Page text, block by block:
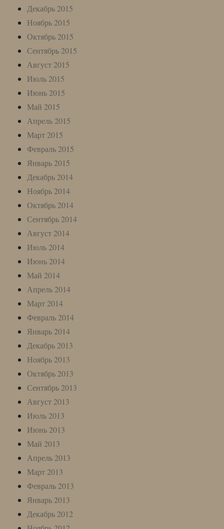
Декабрь 2015
Ноябрь 2015
Октябрь 2015
Сентябрь 2015
Август 2015
Июль 2015
Июнь 2015
Май 2015
Апрель 2015
Март 2015
Февраль 2015
Январь 2015
Декабрь 2014
Ноябрь 2014
Октябрь 2014
Сентябрь 2014
Август 2014
Июль 2014
Июнь 2014
Май 2014
Апрель 2014
Март 2014
Февраль 2014
Январь 2014
Декабрь 2013
Ноябрь 2013
Октябрь 2013
Сентябрь 2013
Август 2013
Июль 2013
Июнь 2013
Май 2013
Апрель 2013
Март 2013
Февраль 2013
Январь 2013
Декабрь 2012